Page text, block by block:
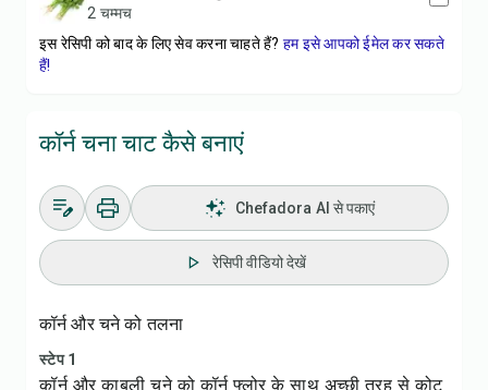
2 चम्मच
इस रेसिपी को बाद के लिए सेव करना चाहते हैं? हम इसे आपको ईमेल कर सकते
हैं!
कॉर्न चना चाट कैसे बनाएं
Chefadora AI से पकाएं
रेसिपी वीडियो देखें
कॉर्न और चने को तलना
स्टेप 1
कॉर्न और काबुली चने को कॉर्न फ्लोर के साथ अच्छी तरह से कोट